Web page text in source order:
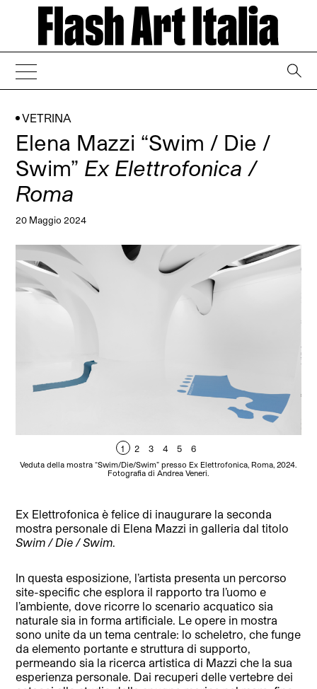
VETRINA
Elena Mazzi “Swim / Die /
Swim” Ex Elettrofonica /
Roma
20 Maggio 2024
1 2 3 4 5 6
Veduta della mostra “Swim/Die/Swim” presso Ex Elettrofonica, Roma, 2024.
Fotografia di Andrea Veneri.
Ex Elettrofonica è felice di inaugurare la seconda
mostra personale di Elena Mazzi in galleria dal titolo
Swim / Die / Swim.
In questa esposizione, l’artista presenta un percorso
site-specific che esplora il rapporto tra l’uomo e
l’ambiente, dove ricorre lo scenario acquatico sia
naturale sia in forma artificiale. Le opere in mostra
sono unite da un tema centrale: lo scheletro, che funge
da elemento portante e struttura di supporto,
permeando sia la ricerca artistica di Mazzi che la sua
esperienza personale. Dai recuperi delle vertebre dei